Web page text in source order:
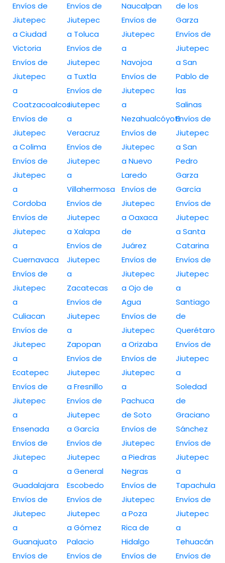
Envíos de
Jiutepec
a Ciudad
Victoria
Envíos de
Jiutepec
a
Coatzacoalcos
Envíos de
Jiutepec
a Colima
Envíos de
Jiutepec
a
Cordoba
Envíos de
Jiutepec
a
Cuernavaca
Envíos de
Jiutepec
a
Culiacan
Envíos de
Jiutepec
a
Ecatepec
Envíos de
Jiutepec
a
Ensenada
Envíos de
Jiutepec
a
Guadalajara
Envíos de
Jiutepec
a
Guanajuato
Envíos de
Envíos de
Jiutepec
a Toluca
Envíos de
Jiutepec
a Tuxtla
Envíos de
Jiutepec
a
Veracruz
Envíos de
Jiutepec
a
Villahermosa
Envíos de
Jiutepec
a Xalapa
Envíos de
Jiutepec
a
Zacatecas
Envíos de
Jiutepec
a
Zapopan
Envíos de
Jiutepec
a Fresnillo
Envíos de
Jiutepec
a García
Envíos de
Jiutepec
a General
Escobedo
Envíos de
Jiutepec
a Gómez
Palacio
Envíos de
Naucalpan
Envíos de
Jiutepec
a
Navojoa
Envíos de
Jiutepec
a
Nezahualcóyotl
Envíos de
Jiutepec
a Nuevo
Laredo
Envíos de
Jiutepec
a Oaxaca
de
Juárez
Envíos de
Jiutepec
a Ojo de
Agua
Envíos de
Jiutepec
a Orizaba
Envíos de
Jiutepec
a
Pachuca
de Soto
Envíos de
Jiutepec
a Piedras
Negras
Envíos de
Jiutepec
a Poza
Rica de
Hidalgo
Envíos de
de los
Garza
Envíos de
Jiutepec
a San
Pablo de
las
Salinas
Envíos de
Jiutepec
a San
Pedro
Garza
García
Envíos de
Jiutepec
a Santa
Catarina
Envíos de
Jiutepec
a
Santiago
de
Querétaro
Envíos de
Jiutepec
a
Soledad
de
Graciano
Sánchez
Envíos de
Jiutepec
a
Tapachula
Envíos de
Jiutepec
a
Tehuacán
Envíos de